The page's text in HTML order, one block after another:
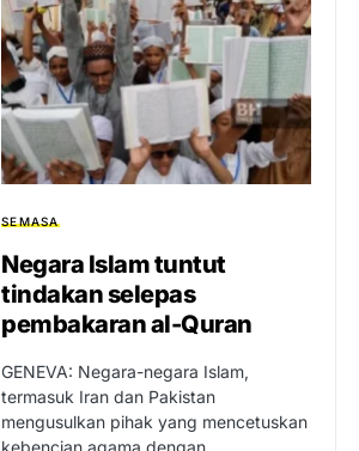
SEMASA
Negara Islam tuntut
tindakan selepas
pembakaran al-Quran
GENEVA: Negara-negara Islam,
termasuk Iran dan Pakistan
mengusulkan pihak yang mencetuskan